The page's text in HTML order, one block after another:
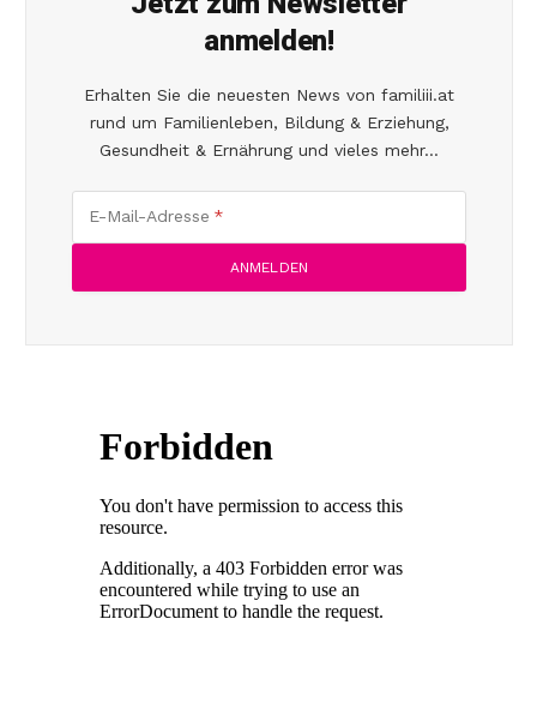
anmelden!
Erhalten Sie die neuesten News von familiii.at
rund um Familienleben, Bildung & Erziehung,
Gesundheit & Ernährung und vieles mehr...
E-Mail-Adresse